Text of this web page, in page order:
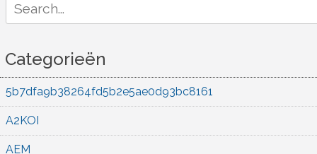
for:
Categorieën
5b7dfa9b38264fd5b2e5ae0d93bc8161
A2KOI
AEM